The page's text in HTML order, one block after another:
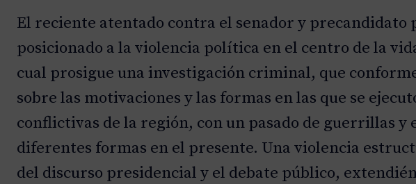
El reciente atentado contra el senador y
posicionado a la violencia política en el centro de la
cual prosigue una investigación criminal, que
sobre las motivaciones y las formas en las que se
conflictivas de la región, con un pasado de guerrillas
diferentes formas en el presente. Una violencia
del discurso presidencial y el debate público,